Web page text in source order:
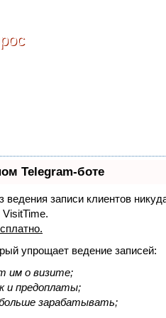
Telegram-боте
ведения записи клиентов
VisitTime.
.
упрощает ведение записей:
им о визите;
и предоплаты;
зарабатывать;